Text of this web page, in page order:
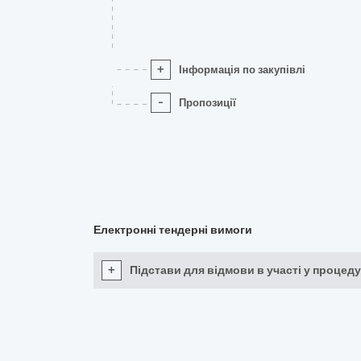
+ Інформація по закупівлі
- Пропозиції
Електронні тендерні вимоги
+ Підстави для відмови в участі у